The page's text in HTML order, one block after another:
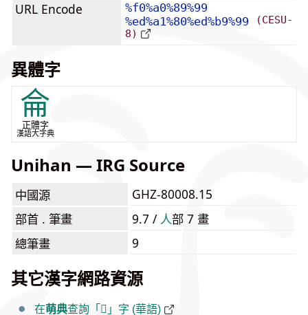
URL Encode
%f0%a0%89%99
%ed%a1%80%ed%b9%99
(CESU-
8)
異體字
侖
正體字
漢語大字典
Unihan — IRG Source
中國源
GHZ-80008.15
部首 . 筆畫
9.7 / ⼈部 7 畫
總筆畫
9
其它漢字網路資源
在萌典查詢「𠉙」字 (華語)